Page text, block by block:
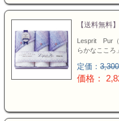
特選ギ
送料無料
カタログギフト
【送料無
Lesprit Pur（
らかなこころ
定価：
価格：